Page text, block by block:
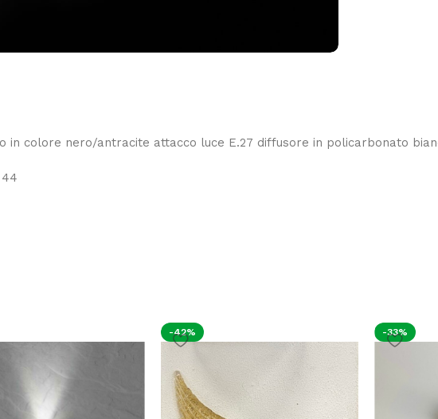
in colore nero/antracite attacco luce E.27 diffusore in policarbonato
-42% -33%